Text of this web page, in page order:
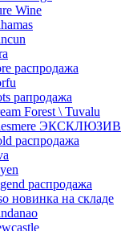
Wine
распродажа
рапродажа
Forest \ Tuvalu
ЭКСКЛЮЗИВ
распродажа
распродажа
новинка на складе